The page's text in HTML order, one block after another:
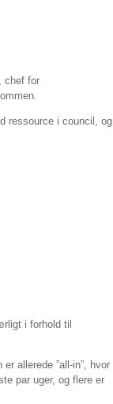
chef for
ressource i council, og
i forhold til
allerede ”all-in”, hvor
par uger, og flere er